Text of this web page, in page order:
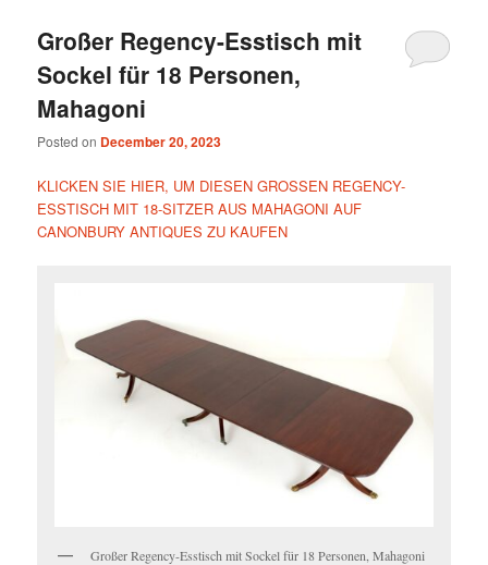
Großer Regency-Esstisch mit
Sockel für 18 Personen,
Mahagoni
Posted on December 20, 2023
KLICKEN SIE HIER, UM DIESEN GROSSEN REGENCY-
ESSTISCH MIT 18-SITZER AUS MAHAGONI AUF
CANONBURY ANTIQUES ZU KAUFEN
Großer Regency-Esstisch mit Sockel für 18 Personen, Mahagoni